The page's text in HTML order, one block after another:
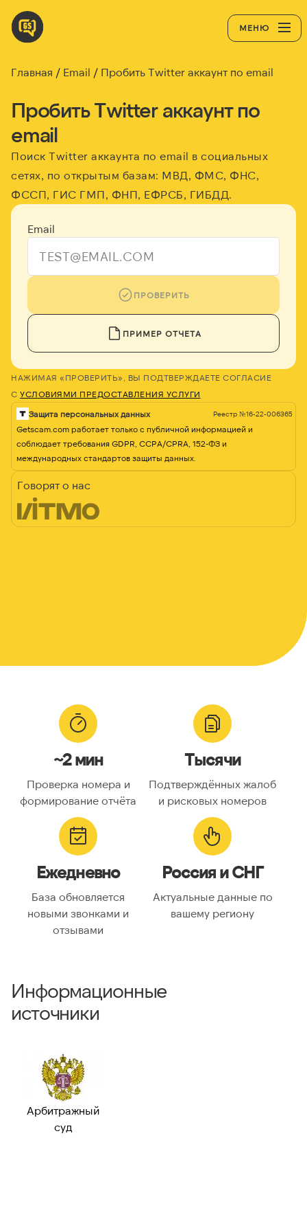
МЕНЮ
Главная Email Пробить Twitter аккаунт по email
Пробить Twitter аккаунт по
email
Поиск Twitter аккаунта по email в социальных
сетях, по открытым базам: МВД, ФМС, ФНС,
ФССП, ГИС ГМП, ФНП, ЕФРСБ, ГИБДД.
Email
ПРОВЕРИТЬ
ПРИМЕР ОТЧЕТА
НАЖИМАЯ «ПРОВЕРИТЬ», ВЫ ПОДТВЕРЖДАЕТЕ СОГЛАСИЕ
С УСЛОВИЯМИ ПРЕДОСТАВЛЕНИЯ УСЛУГИ
Защита персональных данных Реестр №16-22-006365
Getscam.com работает только с публичной информацией и
соблюдает требования GDPR, CCPA/CPRA, 152-ФЗ и
международных стандартов защиты данных.
Говорят о нас
~2 мин
Проверка номера и
формирование отчёта
Тысячи
Подтверждённых жалоб
и рисковых номеров
Ежедневно
База обновляется
новыми звонками и
отзывами
Россия и СНГ
Актуальные данные по
вашему региону
Информационные
источники
Арбитражный
суд